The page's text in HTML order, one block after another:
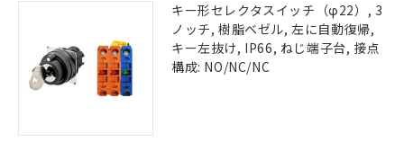
キー形セレクタスイッチ（φ22）, 3
ノッチ, 樹脂ベゼル, 左に自動復帰,
キー左抜け, IP66, ねじ端子台, 接点
構成: NO/NC/NC